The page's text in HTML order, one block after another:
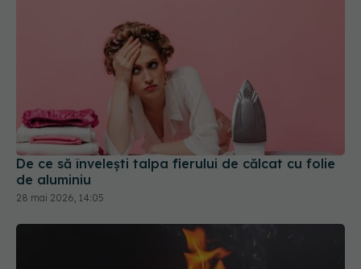
De ce să învelești talpa fierului de călcat cu folie
de aluminiu
28 mai 2026, 14:05